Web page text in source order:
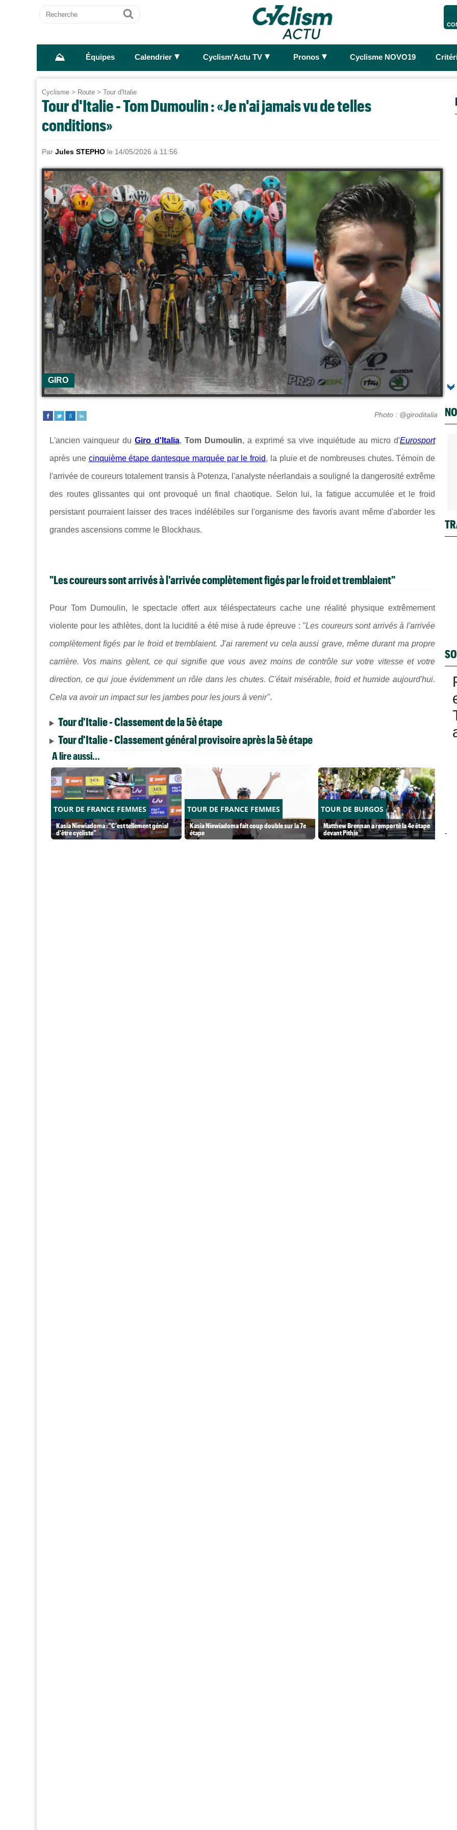
Recherche
Ok
⛰ Équipes Calendrier ► Cyclism'Actu TV ► Pronos ► Cyclisme NOVO19
Cyclisme > Route > Tour d'Italie
Tour d'Italie - Tom Dumoulin : «Je n'ai jamais vu de telles
conditions»
Par Jules STEPHO le 14/05/2026 à 11:56
GIRO
Photo : @giroditalia
L'ancien vainqueur duGiro d'Italia, Tom Dumoulin, a exprimé sa vive inquiétude au micro d'Eurosport
après une cinquième étape dantesque marquée par le froid, la pluie et de nombreuses chutes. Témoin de
l'arrivée de coureurs totalement transis à Potenza, l'analyste néerlandais a souligné la dangerosité extrême
des routes glissantes qui ont provoqué un final chaotique. Selon lui, la fatigue accumulée et le froid
persistant pourraient laisser des traces indélébiles sur l'organisme des favoris avant même d'aborder les
grandes ascensions comme le Blockhaus.
"Les coureurs sont arrivés à l'arrivée complètement figés par le froid et tremblaient"
Pour Tom Dumoulin, le spectacle offert aux téléspectateurs cache une réalité physique extrêmement
violente pour les athlètes, dont la lucidité a été mise à rude épreuve : "Les coureurs sont arrivés à l'arrivée
complètement figés par le froid et tremblaient. J'ai rarement vu cela aussi grave, même durant ma propre
carrière. Vos mains gèlent, ce qui signifie que vous avez moins de contrôle sur votre vitesse et votre
direction, ce qui joue évidemment un rôle dans les chutes. C'était misérable, froid et humide aujourd'hui.
Cela va avoir un impact sur les jambes pour les jours à venir".
Tour d'Italie - Classement de la 5è étape
Tour d'Italie - Classement général provisoire après la 5è étape
A lire aussi...
TOUR DE FRANCE FEMMES
Kasia Niewiadoma : "C'est tellement génial
d'être cycliste"
TOUR DE FRANCE FEMMES
Kasia Niewiadoma fait coup double sur la 7e
étape
TOUR DE BURGOS
Matthew Brennan a remporté la 4e étape
devant Pithie
-